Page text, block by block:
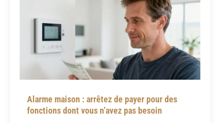
Alarme maison : arrêtez de payer pour des
fonctions dont vous n’avez pas besoin